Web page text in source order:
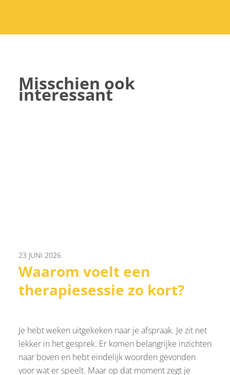
Misschien ook
interessant
23 JUNI 2026
Waarom voelt een
therapiesessie zo kort?
Je hebt weken uitgekeken naar je afspraak. Je zit net
lekker in het gesprek. Er komen belangrijke inzichten
naar boven en hebt eindelijk woorden gevonden
voor wat er speelt. Maar op dat moment zegt je